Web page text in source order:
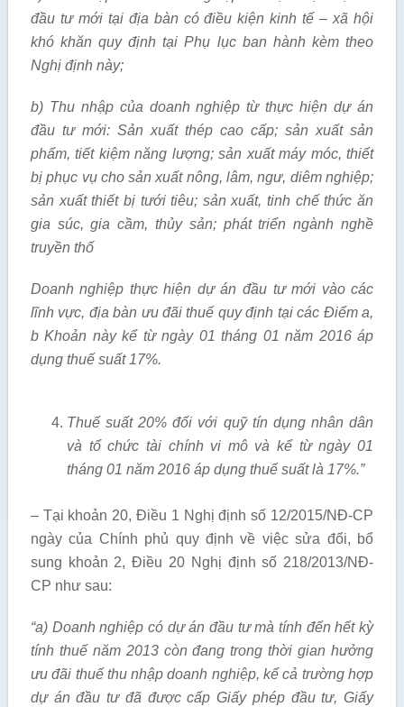
đầu tư mới tại địa bàn cóđiều kiện kinh tế – xã hội
khókhăn quy định tại Phụ lục ban hành kèm theo
Nghị định này;
b) Thu nhập của doanh nghiệp từ thực hiện dự án
đầu tư mới: Sản xuất thép cao cấp; sản xuất sản
phẩm, tiết kiệm năng lượng; sản xuất máy móc, thiết
bị phục vụ cho sản xuất nông, lâm, ngư, diêm nghiệp;
sản xuất thiết bị tưới tiêu; sản xuất, tinh chế thức ăn
gia súc, gia cầm, thủy sản; phát triển ngành nghề
truyền thố
Doanh nghiệp thực hiện dự án đầu tư mới vào các
lĩnh vực, địa bàn ưu đãi thuế quy định tại các Điểm a,
b Khoản này kể từ ngày 01 tháng 01 năm 2016 áp
dụng thuế suất 17%.
Thuế suất 20% đối với quỹ tín dụng nhân dân
và tổ chức tài chính vi mô và kểtừ ngày 01
tháng 01 năm 2016 áp dụng thuế suất là 17%.”
– Tại khoản 20, Điều 1 Nghị định số 12/2015/NĐ-CP
ngày của Chính phủ quy định về việc sửa đổi, bổ
sung khoản 2, Điều 20 Nghị định số 218/2013/NĐ-
CP như sau:
“a) Doanh nghiệp códự án đầu tư mà tính đến hết kỳ
tính thuế năm 2013 còn đang trong thời gian hưởng
ưu đãi thuế thu nhập doanh nghiệp, kểcả trường hợp
dự án đầu tư đã được cấp Giấy phép đầu tư, Giấy